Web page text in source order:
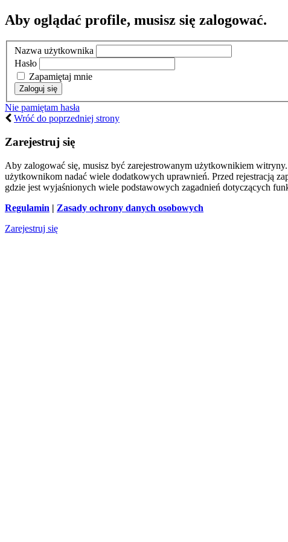
Aby oglądać profile, musisz się zalogować.
Nazwa użytkownika
Hasło
Zapamiętaj mnie
Nie pamiętam hasła
Wróć do poprzedniej strony
Zarejestruj się
Aby zalogować się, musisz być zarejestrowanym użytkownikiem
użytkownikom nadać wiele dodatkowych uprawnień. Przed rejestracją
gdzie jest wyjaśnionych wiele podstawowych zagadnień dotyczących
Regulamin | Zasady ochrony danych osobowych
Zarejestruj się